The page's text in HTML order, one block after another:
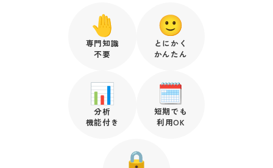
専門知識
不要
とにかく
かんたん
分析
機能付き
短期でも
利用OK